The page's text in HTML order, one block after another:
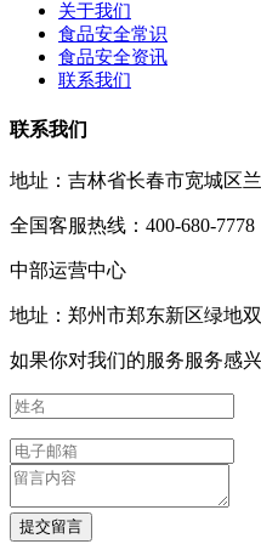
关于我们
食品安全常识
食品安全资讯
联系我们
联系我们
地址：吉林省长春市宽城区
全国客服热线：400-680-7778
中部运营中心
地址：郑州市郑东新区绿地
如果你对我们的服务服务感
提交留言